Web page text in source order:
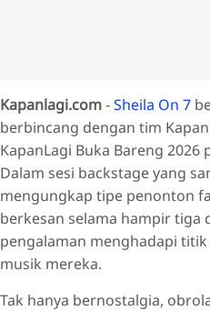
Kapanlagi.com-Sheila On 7
berbincang dengan tim
KapanLagi Buka Bareng
Dalam sesi backstage yang
mengungkap tipe penonton
berkesan selama hampir tiga
pengalaman menghadapi
musik mereka.
Tak hanya bernostalgia,